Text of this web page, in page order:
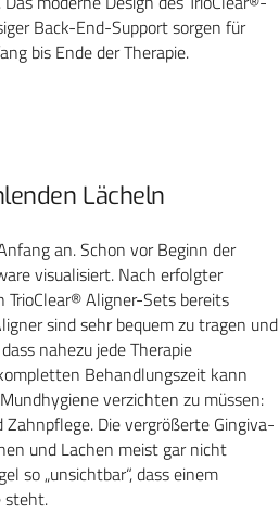
Back-End-Support sorgen für
bis Ende der Therapie.
Lächeln
an. Schon vor Beginn der
visualisiert. Nach erfolgter
Aligner-Sets bereits
sind sehr bequem zu tragen und
nahezu jede Therapie
Behandlungszeit kann
verzichten zu müssen:
Die vergrößerte Gingiva-
und Lachen meist gar nicht
so „unsichtbar“, dass einem
steht.